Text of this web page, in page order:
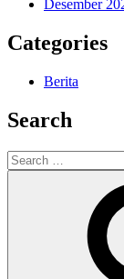
Desember
Categories
Berita
Search
Search
for: